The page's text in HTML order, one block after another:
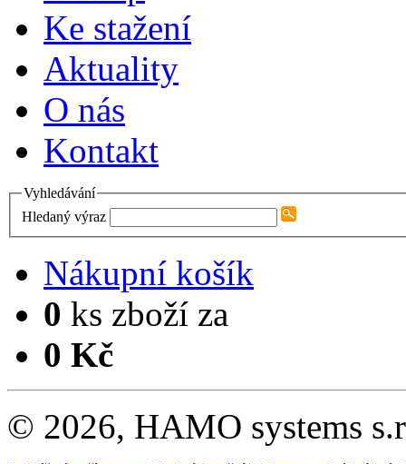
Ke stažení
Aktuality
O nás
Kontakt
Vyhledávání
Hledaný výraz
Nákupní košík
0 ks zboží za
0 Kč
© 2026, HAMO systems